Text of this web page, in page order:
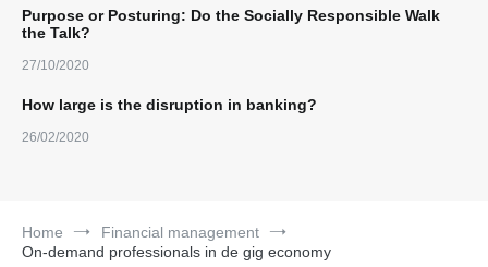
Purpose or Posturing: Do the Socially Responsible Walk
the Talk?
27/10/2020
How large is the disruption in banking?
26/02/2020
Home
Financial management
On-demand professionals in de gig economy